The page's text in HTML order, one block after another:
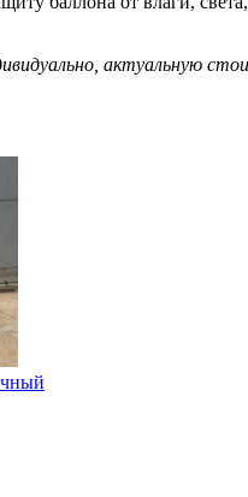
актуальную